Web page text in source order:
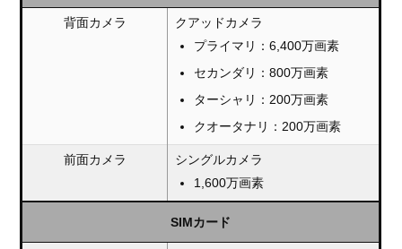
背面カメラ
クアッドカメラ
プライマリ：6,400万画素
セカンダリ：800万画素
ターシャリ：200万画素
クオータナリ：200万画素
前面カメラ
シングルカメラ
1,600万画素
SIMカード